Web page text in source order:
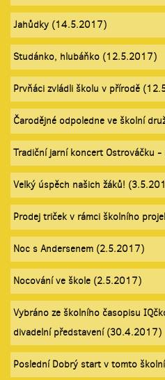
Jahůdky (14.5.2017)
Studánko, hlubáňko (12.5.2017)
Prvňáci zvládli školu v přírodě
Čarodějné odpoledne ve školní
Tradiční jarní koncert Ostrováčku
Velký úspěch našich žáků!
Prodej triček v rámci školního
Noc s Andersenem (2.5.2017)
Nocování ve škole (2.5.2017)
Vybráno ze školního časopisu
divadelní představení (30.4.2017)
Poslední Dobrý start v tomto